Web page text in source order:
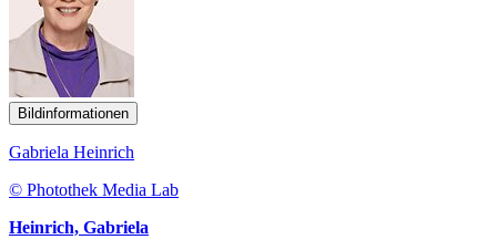
Bildinformationen
Gabriela Heinrich
© Photothek Media Lab
Heinrich, Gabriela